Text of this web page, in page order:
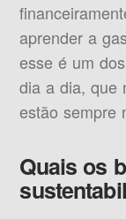
aprender a
esse é um
dia a dia, que
estão sempre
Quais os